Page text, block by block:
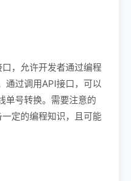
，允许开发者通过编程
通过调用API接口，可以
单号转换。需要注意的
定的编程知识，且可能